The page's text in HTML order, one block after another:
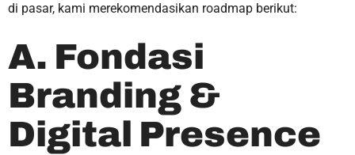
di pasar, kami merekomendasikan roadmap berikut:
A. Fondasi
Branding &
Digital Presence